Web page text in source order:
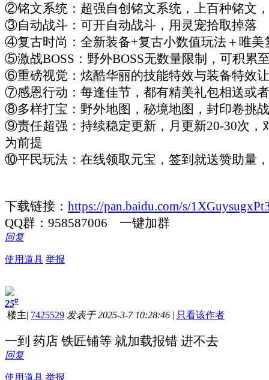
②铭文系统：超强自创铭文系统，上百种铭文
③自动战斗：可开自动战斗，用灵宠拾取掉落
④复古时尚：全新装备+复古小数值玩法＋唯
⑤激战BOSS：野外BOSS无数量限制，可积累
⑥重磅视觉：炫酷华丽的技能特效与装备特效
⑦感恩行动：每逢佳节，都有精美礼包相送或
⑧多样打宝：野外地图，秘境地图，封印卷挑
⑨责任超强：持续稳定更新，月更新20-30次，
为前提
⑩平民玩法：在线领取元宝，签到就送赞助量
下载链接： https://pan.baidu.com/s/
QQ群：958587006 一键加群
回复
使用道具 举报
25#
楼主| 7425529 发表于 2025-3-7 10:28:46 | 只看该作者
一到 药店 铁匠铺等 就加载报错 进不去
回复
使用道具 举报